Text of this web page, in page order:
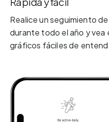
Realice un seguimiento
durante todo el año y vea
gráficos fáciles de